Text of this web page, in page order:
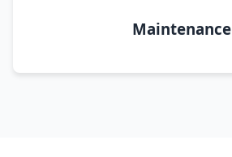
Maintenance